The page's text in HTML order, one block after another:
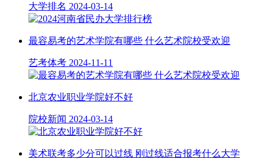
大学排名 2024-03-14
最容易考的艺术学院有哪些 什么艺术院校受欢迎
艺考体考 2024-11-11
北京农业职业学院好不好
院校新闻 2024-03-14
美术联考多少分可以过线 刚过线适合报考什么大学